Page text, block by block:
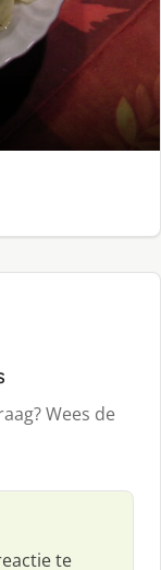
Wees de
te